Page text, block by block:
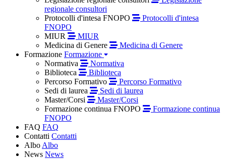
regionale consultori
Protocolli d'intesa FNOPO
Protocolli d'intesa
FNOPO
MIUR
MIUR
Medicina di Genere
Medicina di Genere
Formazione Formazione
Normativa
Normativa
Biblioteca
Biblioteca
Percorso Formativo
Percorso Formativo
Sedi di laurea
Sedi di laurea
Master/Corsi
Master/Corsi
Formazione continua FNOPO
Formazione continua
FNOPO
FAQ FAQ
Contatti Contatti
Albo Albo
News News